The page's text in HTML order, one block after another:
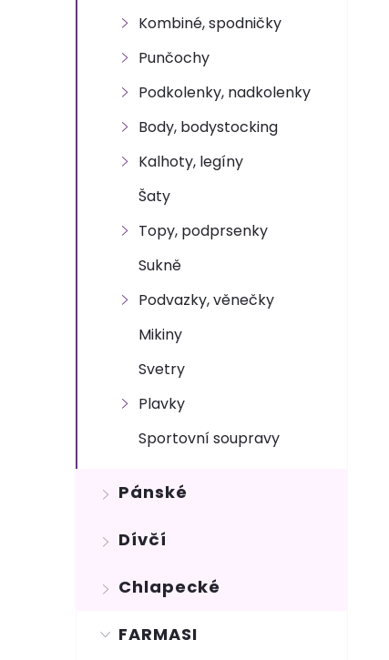
Kombiné, spodničky
Punčochy
Podkolenky, nadkolenky
Body, bodystocking
Kalhoty, legíny
Šaty
Topy, podprsenky
Sukně
Podvazky, věnečky
Mikiny
Svetry
Plavky
Sportovní soupravy
Pánské
Dívčí
Chlapecké
FARMASI